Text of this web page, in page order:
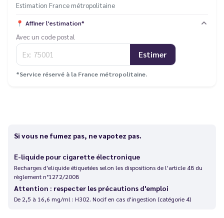
Estimation France métropolitaine
📍 Affiner l'estimation*
Avec un code postal
Estimer
*Service réservé à la France métropolitaine.
Si vous ne fumez pas, ne vapotez pas.
E-liquide pour cigarette électronique
Recharges d'eliquide étiquetées selon les dispositions de l'article 48 du
règlement n°1272/2008
Attention : respecter les précautions d'emploi
De 2,5 à 16,6 mg/ml : H302. Nocif en cas d'ingestion (catégorie 4)